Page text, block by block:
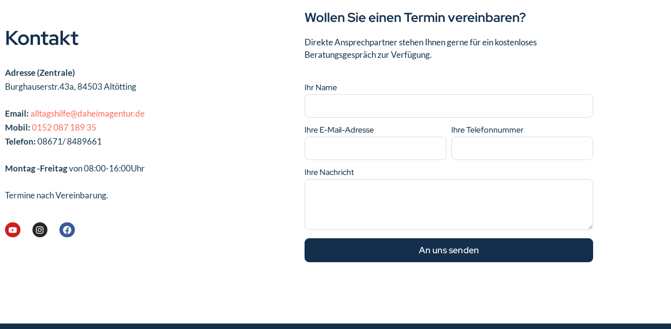
Kontakt
Adresse (Zentrale)
Burghauserstr.43a, 84503 Altötting
Email:alltagshilfe@daheimagentur.de
Mobil:0152 087 189 35
Telefon:08671/ 8489661
Montag -Freitagvon 08:00-16:00Uhr
Termine nach Vereinbarung.
Wollen Sie einen Termin vereinbaren?
Direkte Ansprechpartner stehen Ihnen gerne für ein kostenloses
Beratungsgespräch zur Verfügung.
Ihr Name
Ihre E-Mail-Adresse Ihre Telefonnummer
Ihre Nachricht
An uns senden